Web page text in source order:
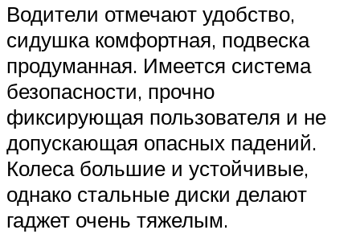
Водители отмечают удобство,
сидушка комфортная, подвеска
продуманная. Имеется система
безопасности, прочно
фиксирующая пользователя и не
допускающая опасных падений.
Колеса большие и устойчивые,
однако стальные диски делают
гаджет очень тяжелым.